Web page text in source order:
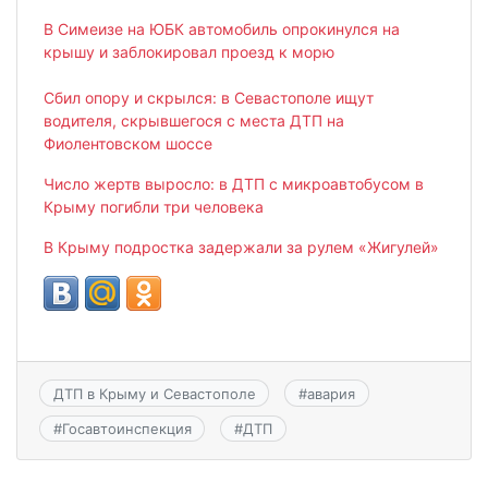
В Симеизе на ЮБК автомобиль опрокинулся на
крышу и заблокировал проезд к морю
Сбил опору и скрылся: в Севастополе ищут
водителя, скрывшегося с места ДТП на
Фиолентовском шоссе
Число жертв выросло: в ДТП с микроавтобусом в
Крыму погибли три человека
В Крыму подростка задержали за рулем «Жигулей»
ДТП в Крыму и Севастополе #авария
#Госавтоинспекция #ДТП